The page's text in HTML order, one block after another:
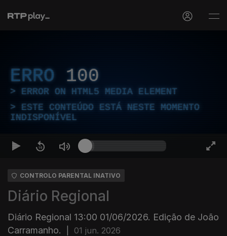
ERRO 100
ERROR ON HTML5 MEDIA ELEMENT
ESTE CONTEÚDO ESTÁ NESTE MOMENTO
INDISPONÍVEL
CONTROLO PARENTAL INATIVO
Diário Regional
Diário Regional 13:00 01/06/2026. Edição de João
Carramanho.
01 jun. 2026